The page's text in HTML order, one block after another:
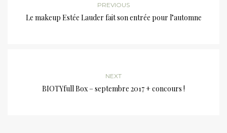
PREVIOUS
Le makeup Estée Lauder fait son entrée pour l’automne
NEXT
BIOTYfull Box – septembre 2017 + concours !